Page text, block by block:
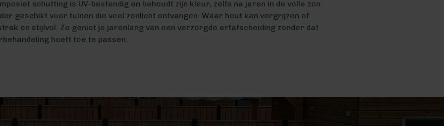
schutting is UV-bestendig en behoudt zijn kleur, zelfs na jaren in de volle zon.
geschikt voor tuinen die veel zonlicht ontvangen. Waar hout kan vergrijzen of
en stijlvol. Zo geniet je jarenlang van een verzorgde erfafscheiding zonder dat
hoeft toe te passen.